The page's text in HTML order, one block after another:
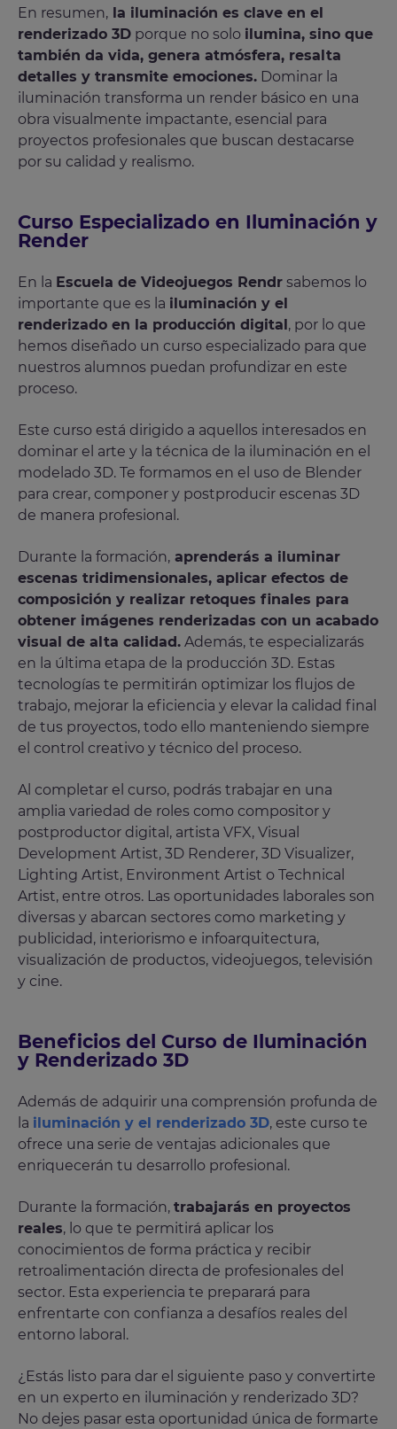
En resumen, la iluminación es clave en el
renderizado 3D porque no solo ilumina, sino que
también da vida, genera atmósfera, resalta
detalles y transmite emociones. Dominar la
iluminación transforma un render básico en una
obra visualmente impactante, esencial para
proyectos profesionales que buscan destacarse
por su calidad y realismo.
Curso Especializado en Iluminación y
Render
En la Escuela de Videojuegos Rendr sabemos lo
importante que es la iluminación y el
renderizado en la producción digital , por lo que
hemos diseñado un curso especializado para que
nuestros alumnos puedan profundizar en este
proceso.
Este curso está dirigido a aquellos interesados en
dominar el arte y la técnica de la iluminación en el
modelado 3D. Te formamos en el uso de Blender
para crear, componer y postproducir escenas 3D
de manera profesional.
Durante la formación, aprenderás a iluminar
escenas tridimensionales, aplicar efectos de
composición y realizar retoques finales para
obtener imágenes renderizadas con un acabado
visual de alta calidad. Además, te especializarás
en la última etapa de la producción 3D. Estas
tecnologías te permitirán optimizar los flujos de
trabajo, mejorar la eficiencia y elevar la calidad final
de tus proyectos, todo ello manteniendo siempre
el control creativo y técnico del proceso.
Al completar el curso, podrás trabajar en una
amplia variedad de roles como compositor y
postproductor digital, artista VFX, Visual
Development Artist, 3D Renderer, 3D Visualizer,
Lighting Artist, Environment Artist o Technical
Artist, entre otros. Las oportunidades laborales son
diversas y abarcan sectores como marketing y
publicidad, interiorismo e infoarquitectura,
visualización de productos, videojuegos, televisión
y cine.
Beneficios del Curso de Iluminación
y Renderizado 3D
Además de adquirir una comprensión profunda de
la iluminación y el renderizado 3D, este curso te
ofrece una serie de ventajas adicionales que
enriquecerán tu desarrollo profesional.
Durante la formación, trabajarás en proyectos
reales, lo que te permitirá aplicar los
conocimientos de forma práctica y recibir
retroalimentación directa de profesionales del
sector. Esta experiencia te preparará para
enfrentarte con confianza a desafíos reales del
entorno laboral.
¿Estás listo para dar el siguiente paso y convertirte
en un experto en iluminación y renderizado 3D?
No dejes pasar esta oportunidad única de formarte